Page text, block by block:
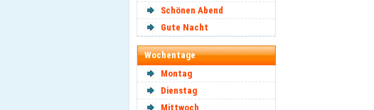
Schönen Abend
Gute Nacht
Wochentage
Montag
Dienstag
Mittwoch